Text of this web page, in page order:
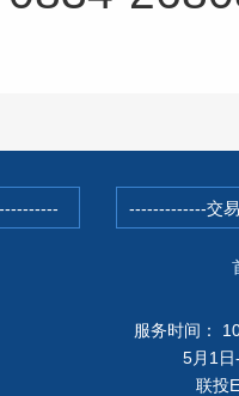
服务时间：
5月1
联投